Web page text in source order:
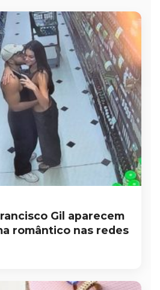
Gil aparecem
romântico nas redes